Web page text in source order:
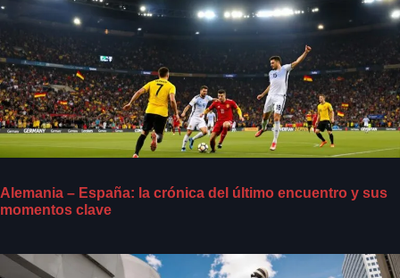
Alemania – España: la crónica del último encuentro y sus
momentos clave